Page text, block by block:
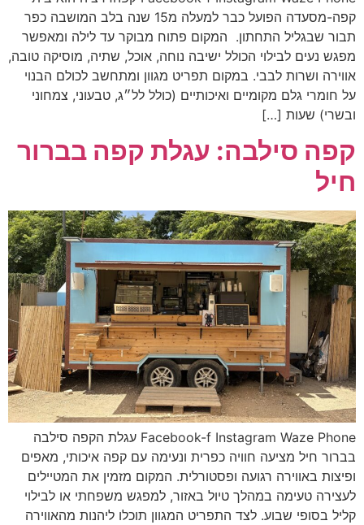
קפה-מסעדה הפועל כבר למעלה מ15 שנה בלב המושבה כפר
תבור שבגליל התחתון. המקום פתוח מבוקר עד לילה ומאפשר
מפגש נעים לבילוי הכולל ישיבה נוחה, אוכל, שתיה, מוסיקה טובה,
אווירה ושרות לבבי. במקום תפריט מגוון ומתחשב לכולם הבנוי
על חומרי גלם מקומיים ואיכותיים (כולל לל״ג, טבעוני, צמחוני
ובשרי) שעות […]
קפה סילבה: עגלת קפה בברור
חיל
Facebook-f Instagram Waze Phone עגלת הקפה סילבה
בברור חיל מציעה חוויה כפרית ונעימה עם קפה איכותי, מאפים
ופיצות באווירה רגועה ופסטורלית. המקום מזמין את המטיילים
לעצירה טעימה במהלך טיול באזור, למפגש משפחתי או לבילוי
קליל בסופי שבוע. לצד התפריט המגוון תוכלו ליהנות מהאווירה